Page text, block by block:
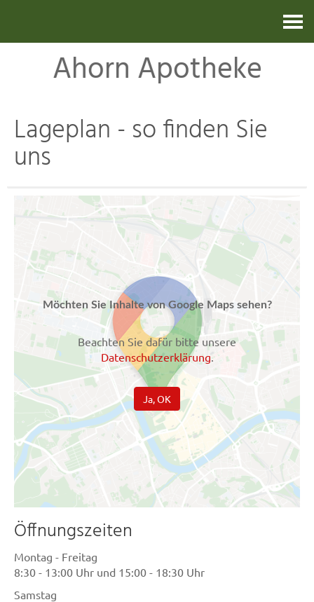
Ahorn Apotheke
Lageplan - so finden Sie
uns
Möchten Sie Inhalte von Google Maps sehen?
Beachten Sie dafür bitte unsere
Datenschutzerklärung.
Ja, OK
Öffnungszeiten
Montag - Freitag
8:30 - 13:00 Uhr und 15:00 - 18:30 Uhr
Samstag